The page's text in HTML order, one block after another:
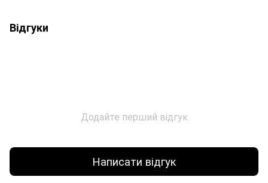
Відгуки
Додайте перший відгук
Написати відгук